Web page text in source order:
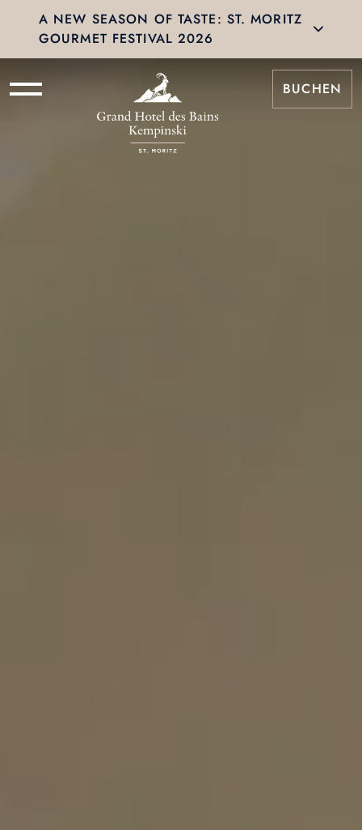
A NEW SEASON OF TASTE: ST. MORITZ
GOURMET FESTIVAL 2026
BUCHEN